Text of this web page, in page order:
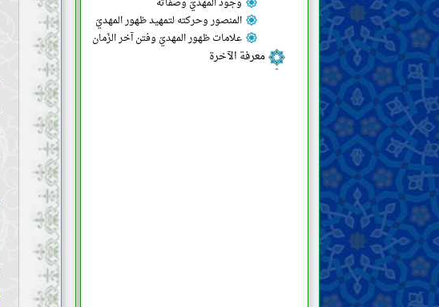
المنصور وحركته لتمهيد ظهور المهديّ
علامات ظهور المهديّ وفتن آخر الزّمان
معرفة الآخرة